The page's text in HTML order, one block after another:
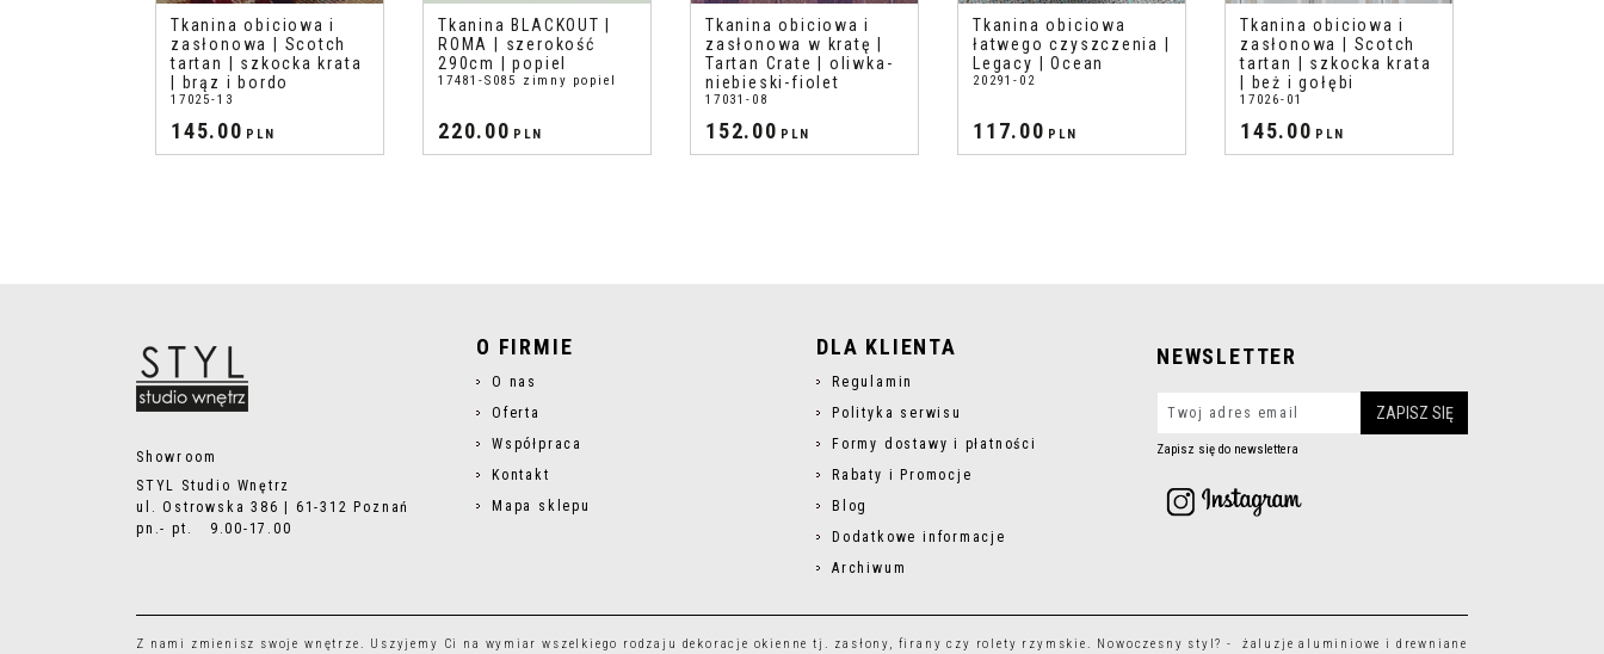
Tkanina obiciowa i
zasłonowa | Scotch
tartan | szkocka krata
| brąz i bordo
17025-13
145.00 PLN
Tkanina BLACKOUT |
ROMA | szerokość
290cm | popiel
17481-S085 zimny popiel
220.00 PLN
Tkanina obiciowa i
zasłonowa w kratę |
Tartan Crate | oliwka-
niebieski-fiolet
17031-08
152.00 PLN
Tkanina obiciowa
łatwego czyszczenia |
Legacy | Ocean
20291-02
117.00 PLN
Tkanina obiciowa i
zasłonowa | Scotch
tartan | szkocka krata
| beż i gołębi
17026-01
145.00 PLN
Showroom
STYL Studio Wnętrz
ul. Ostrowska 386 | 61-312 Poznań
pn.- pt. 9.00-17.00
O FIRMIE
O nas
Oferta
Współpraca
Kontakt
Mapa sklepu
DLA KLIENTA
Regulamin
Polityka serwisu
Formy dostawy i płatności
Rabaty i Promocje
Blog
Dodatkowe informacje
Archiwum
NEWSLETTER
Zapisz się do newslettera
Z nami zmienisz swoje wnętrze. Uszyjemy Ci na wymiar wszelkiego rodzaju dekoracje okienne tj. zasłony, firany czy rolety rzymskie. Nowoczesny styl? - żaluzje aluminiowe i drewniane